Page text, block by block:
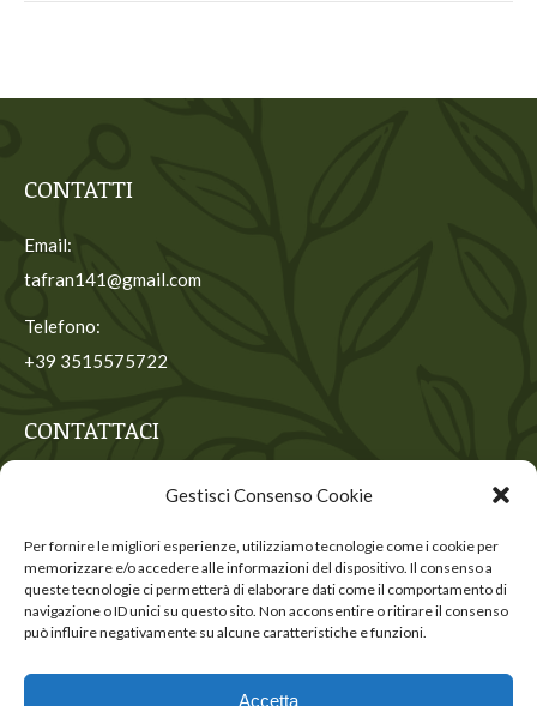
Gestisci Consenso Cookie
Per fornire le migliori esperienze, utilizziamo tecnologie come i cookie per
memorizzare e/o accedere alle informazioni del dispositivo. Il consenso a
queste tecnologie ci permetterà di elaborare dati come il comportamento di
navigazione o ID unici su questo sito. Non acconsentire o ritirare il consenso
può influire negativamente su alcune caratteristiche e funzioni.
Accetta
CONTATTI
Email:
tafran141@gmail.com
Telefono:
+39 3515575722
CONTATTACI
Contattaci per ricevere maggiori informazioni
E-mail *
INVIA